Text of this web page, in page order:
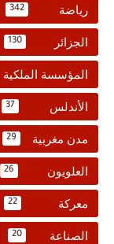
رياضة 342
الجزائر 130
المؤسسة الملكية
الأندلس 37
مدن مغربية 29
العلويون 26
معركة 22
الصناعة 20